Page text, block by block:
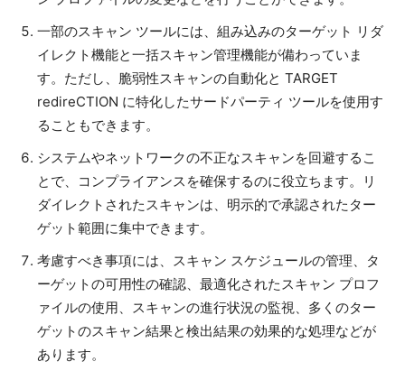
一部のスキャン ツールには、組み込みのターゲット リダ
イレクト機能と一括スキャン管理機能が備わっていま
す。ただし、脆弱性スキャンの自動化と TARGET
redireCTION に特化したサードパーティ ツールを使用す
ることもできます。
システムやネットワークの不正なスキャンを回避するこ
とで、コンプライアンスを確保するのに役立ちます。リ
ダイレクトされたスキャンは、明示的で承認されたター
ゲット範囲に集中できます。
考慮すべき事項には、スキャン スケジュールの管理、タ
ーゲットの可用性の確認、最適化されたスキャン プロフ
ァイルの使用、スキャンの進行状況の監視、多くのター
ゲットのスキャン結果と検出結果の効果的な処理などが
あります。